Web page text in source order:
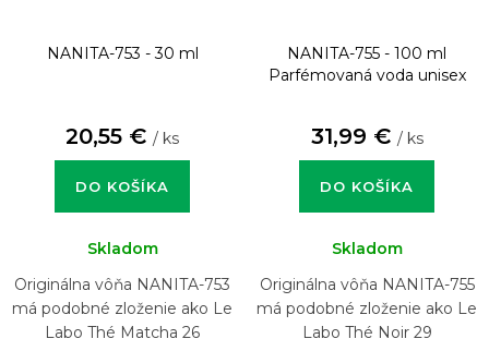
NANITA-753 - 30 ml
20,55 € / ks
DO KOŠÍKA
Skladom
Originálna vôňa NANITA-753
má podobné zloženie ako Le
Labo Thé Matcha 26
NANITA-755 - 100 ml
Parfémovaná voda unisex
31,99 € / ks
DO KOŠÍKA
Skladom
Originálna vôňa NANITA-755
má podobné zloženie ako Le
Labo Thé Noir 29